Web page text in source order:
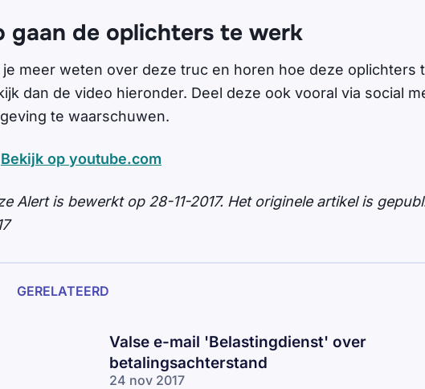
gaan de oplichters te werk
je meer weten over deze truc en horen hoe deze oplichters
dan de video hieronder. Deel deze ook vooral via social
te waarschuwen.
Bekijk op youtube.com
Alert is bewerkt op 28-11-2017. Het originele artikel is
GERELATEERD
Valse e-mail 'Belastingdienst' over
betalingsachterstand
24 nov 2017